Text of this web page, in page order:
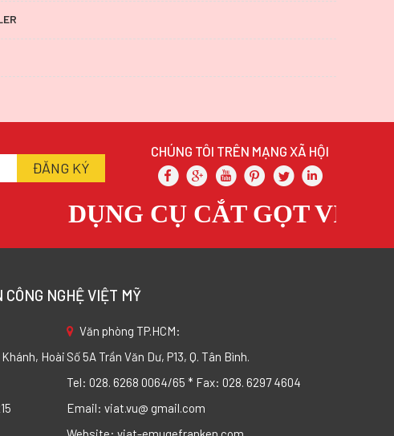
CHÚNG TÔI TRÊN MẠNG XÃ HỘI
DỤNG CỤ CẮT GỌT VIAT
NGHỆ VIỆT MỸ
Hoài
Văn phòng TP.HCM:
Số 5A Trần Văn Dư, P13, Q. Tân Bình.
Tel: 028. 6268 0064/65 * Fax: 028. 6297 4604
Email: viat.vu@ gmail.com